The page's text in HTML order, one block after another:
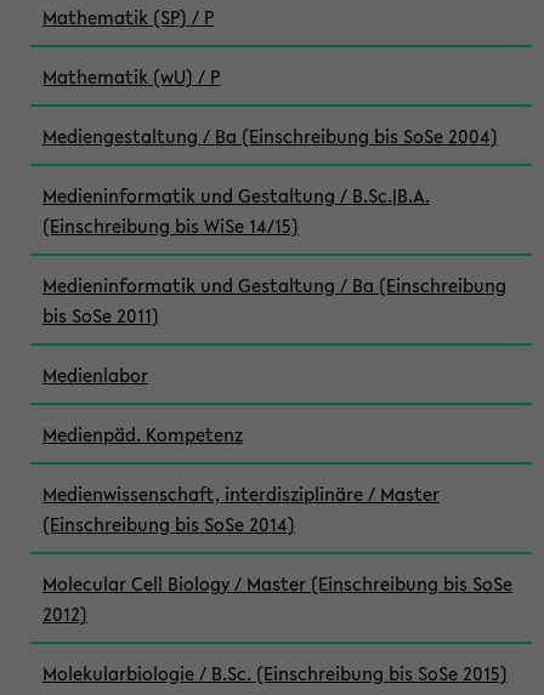
Mathematik (SP) / P
Mathematik (wU) / P
Mediengestaltung / Ba (Einschreibung bis SoSe 2004)
Medieninformatik und Gestaltung / B.Sc.|B.A.
(Einschreibung bis WiSe 14/15)
Medieninformatik und Gestaltung / Ba (Einschreibung
bis SoSe 2011)
Medienlabor
Medienpäd. Kompetenz
Medienwissenschaft, interdisziplinäre / Master
(Einschreibung bis SoSe 2014)
Molecular Cell Biology / Master (Einschreibung bis SoSe
2012)
Molekularbiologie / B.Sc. (Einschreibung bis SoSe 2015)